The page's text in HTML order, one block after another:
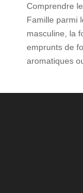
Comprendre
Famille parmi
masculine, la
emprunts de
aromatiques